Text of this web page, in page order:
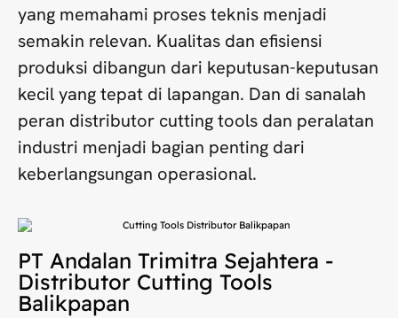
yang memahami proses teknis menjadi
semakin relevan. Kualitas dan efisiensi
produksi dibangun dari keputusan-keputusan
kecil yang tepat di lapangan. Dan di sanalah
peran distributor cutting tools dan peralatan
industri menjadi bagian penting dari
keberlangsungan operasional.
PT Andalan Trimitra Sejahtera -
Distributor Cutting Tools
Balikpapan